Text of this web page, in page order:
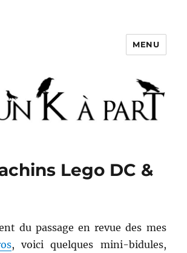
MENU
Lego DC &
du passage en revue des mes
, voici quelques mini-bidules,